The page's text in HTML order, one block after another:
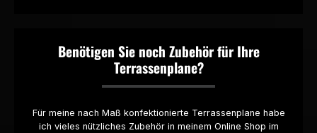
Benötigen Sie noch Zubehör für Ihre
Terrassenplane?
Für meine nach Maß konfektionierte Terrassenplane habe
ich vieles nützliches Zubehör in meinem Online Shop im